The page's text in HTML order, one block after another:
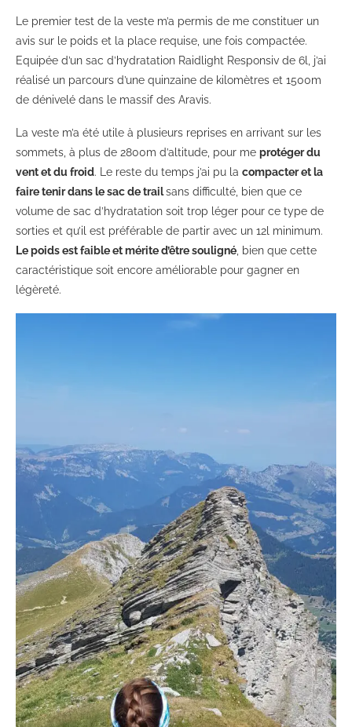
Le premier test de la veste m’a permis de me constituer un
avis sur le poids et la place requise, une fois compactée.
Equipée d’un sac d’hydratation Raidlight Responsiv de 6l, j’ai
réalisé un parcours d’une quinzaine de kilomètres et 1500m
de dénivelé dans le massif des Aravis.
La veste m’a été utile à plusieurs reprises en arrivant sur les
sommets, à plus de 2800m d’altitude, pour me protéger du
vent et du froid. Le reste du temps j’ai pu la compacter et la
faire tenir dans le sac de trailsans difficulté, bien que ce
volume de sac d’hydratation soit trop léger pour ce type de
sorties et qu’il est préférable de partir avec un 12l minimum.
Le poids est faible et mérite d’être souligné , bien que cette
caractéristique soit encore améliorable pour gagner en
légèreté.